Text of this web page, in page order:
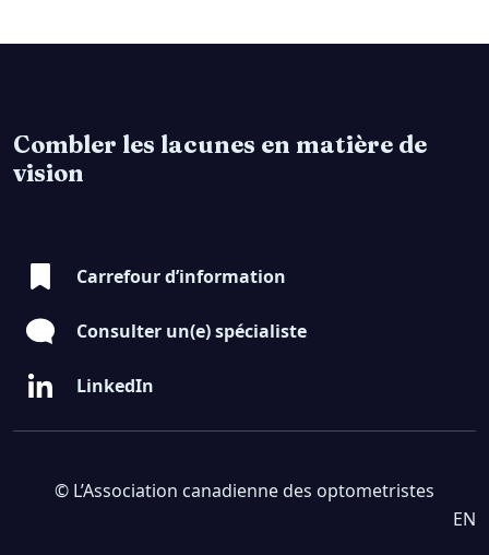
Combler les lacunes en matière de
vision
Carrefour d’information
Consulter un(e) spécialiste
LinkedIn
© L’Association canadienne des optometristes
EN